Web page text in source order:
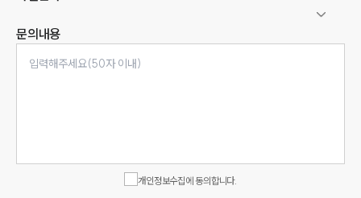
문의내용
개인정보수집에 동의합니다.